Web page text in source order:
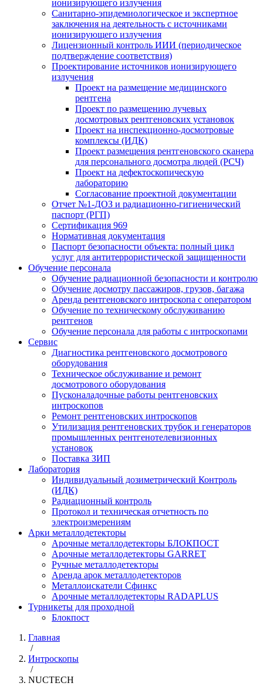
ионизирующего излучения
Санитарно-эпидемиологическое и экспертное
заключения на деятельность с источниками
ионизирующего излучения
Лицензионный контроль ИИИ (периодическое
подтверждение соответствия)
Проектирование источников ионизирующего
излучения
Проект на размещение медицинского
рентгена
Проект по размещению лучевых
досмотровых рентгеновских установок
Проект на инспекционно-досмотровые
комплексы (ИДК)
Проект размещения рентгеновского сканера
для персонального досмотра людей (РСЧ)
Проект на дефектоскопическую
лабораторию
Согласование проектной документации
Отчет №1-ДОЗ и радиационно-гигиенический
паспорт (РГП)
Сертификация 969
Нормативная документация
Паспорт безопасности объекта: полный цикл
услуг для антитеррористической защищенности
Обучение персонала
Обучение радиационной безопасности и контролю
Обучение досмотру пассажиров, грузов, багажа
Аренда рентгеновского интроскопа с оператором
Обучение по техническому обслуживанию
рентгенов
Обучение персонала для работы с интроскопами
Сервис
Диагностика рентгеновского досмотрового
оборудования
Техническое обслуживание и ремонт
досмотрового оборудования
Пусконаладочные работы рентгеновских
интроскопов
Ремонт рентгеновских интроскопов
Утилизация рентгеновских трубок и генераторов
промышленных рентгенотелевизионных
установок
Поставка ЗИП
Лаборатория
Индивидуальный дозиметрический Контроль
(ИДК)
Радиационный контроль
Протокол и техническая отчетность по
электроизмерениям
Арки металлодетекторы
Арочные металлодетекторы БЛОКПОСТ
Арочные металлодетекторы GARRET
Ручные металлодетекторы
Аренда арок металлодетекторов
Металлоискатели Сфинкс
Арочные металлодетекторы RADAPLUS
Турникеты для проходной
Блокпост
Главная
/
Интроскопы
/
NUCTECH